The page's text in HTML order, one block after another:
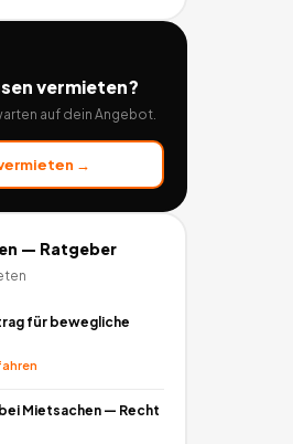
vermieten?
auf dein Angebot.
→
— Ratgeber
für bewegliche
Mietsachen — Recht